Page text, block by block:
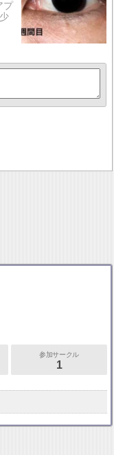
プ
参加サークル
1